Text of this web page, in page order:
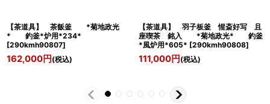
【茶道具】 茶飯釜 *菊地政光
* 釣釜*炉用*234*
[290kmh90807]
162,000円 (税込)
【茶道具】 羽子板釜 惺斎好写 且
座喫茶 銘入 *菊地政光* 釣釜
*風炉用*605* [290kmh90808]
111,000円 (税込)